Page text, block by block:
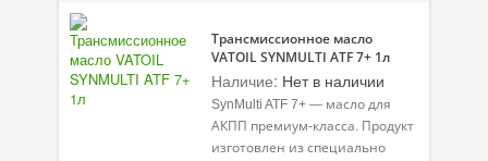
Трансмиссионное масло
VATOIL SYNMULTI ATF 7+ 1л
Наличие: Нет в наличии
SynMulti ATF 7+ — масло для
АКПП премиум-класса. Продукт
изготовлен из специально